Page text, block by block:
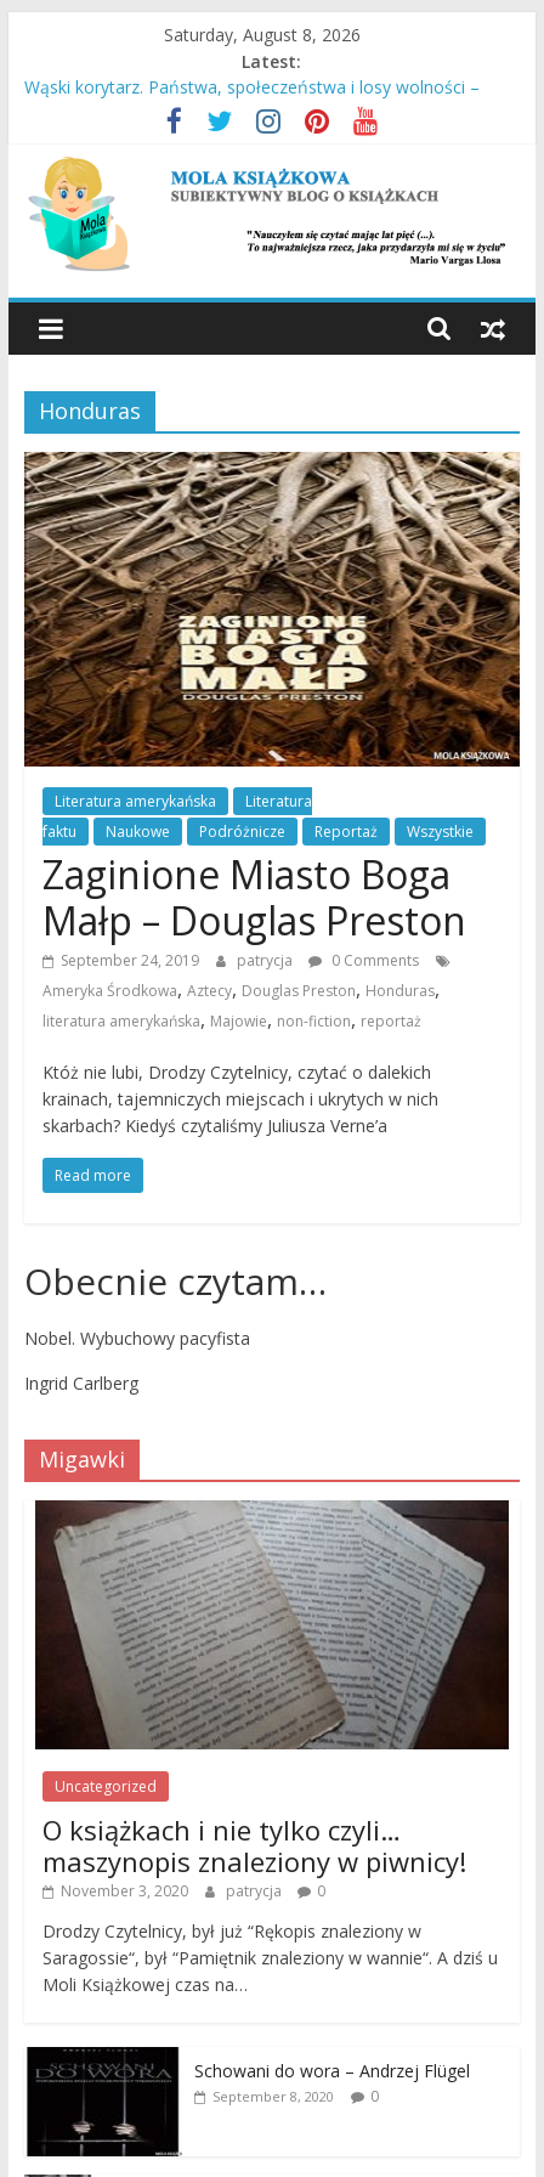
content
Saturday, August 8, 2026
Latest:
Wąski korytarz. Państwa, społeczeństwa i losy wolności –
Daron Acemoglu, James A. Robinson
Stara Słaboniowa i spiekładuchy – Joanna Łańcucka
Ucieczka z Sobiboru – Thomas Toivi Blatt
Empuzjon – Olga Tokarczuk
Miasto w chmurach – Antony Doerr
MOLA
KSIĄŻKOWA
SUBIEKTYWNY
BLOG
O
KSIĄŻKACH
Honduras
Literatura amerykańska
Literatura
faktu
Naukowe Podróżnicze Reportaż Wszystkie
Zaginione Miasto Boga
Małp – Douglas Preston
September 24, 2019 patrycja
0 Comments
Ameryka Środkowa, Aztecy, Douglas Preston, Honduras,
literatura amerykańska, Majowie, non-fiction, reportaż
Któż nie lubi, Drodzy Czytelnicy, czytać o dalekich
krainach, tajemniczych miejscach i ukrytych w nich
skarbach? Kiedyś czytaliśmy Juliusza Verne’a
Read more
Obecnie czytam…
Nobel. Wybuchowy pacyfista
Ingrid Carlberg
Migawki
Uncategorized
O książkach i nie tylko czyli…
maszynopis znaleziony w piwnicy!
November 3, 2020 patrycja 0
Drodzy Czytelnicy, był już “Rękopis znaleziony w
Saragossie“, był “Pamiętnik znaleziony w wannie“. A dziś u
Moli Książkowej czas na…
Schowani do wora – Andrzej Flügel
September 8, 2020 0